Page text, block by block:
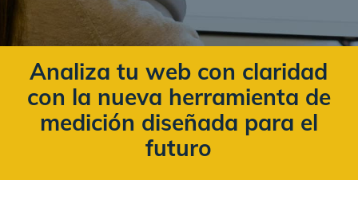
Analiza tu web con claridad
con la nueva herramienta de
medición diseñada para el
futuro